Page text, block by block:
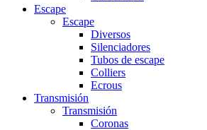
Escape
Escape
Diversos
Silenciadores
Tubos de escape
Colliers
Ecrous
Transmisión
Transmisión
Coronas